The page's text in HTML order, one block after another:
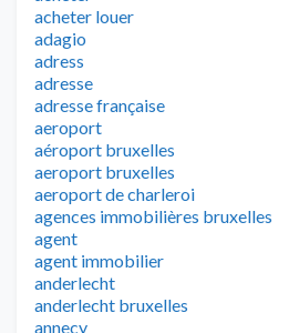
acheter louer
adagio
adress
adresse
adresse française
aeroport
aéroport bruxelles
aeroport bruxelles
aeroport de charleroi
agences immobilières bruxelles
agent
agent immobilier
anderlecht
anderlecht bruxelles
annecy